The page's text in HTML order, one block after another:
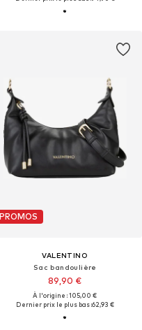
PROMOS
VALENTINO
Sac bandoulière
89,90 €
À l'origine : 105,00 €
Dernier prix le plus bas :62,93 €